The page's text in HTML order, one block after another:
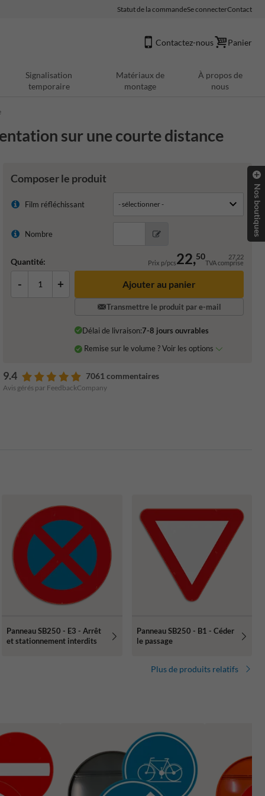
Statut de la commandeSe connecterContact
Contactez-nous Panier
Signalisation
temporaire
Matériaux de
montage
À propos de
nous
sur une courte distance
Composer le produit
Film réfléchissant
Nombre
Quantité: Prix p/pcs22,50 27,22
TVA comprise
- + Ajouter au panier
Transmettre le produit par e-mail
Délai de livraison:7-8 jours ouvrables
Remise sur le volume ? Voir les options
9.4 7061 commentaires
Avis gérés par FeedbackCompany
Panneau SB250 - E3 - Arrêt
et stationnement interdits
Panneau SB250 - B1 - Céder
le passage
Plus de produits relatifs
Nos boutiques